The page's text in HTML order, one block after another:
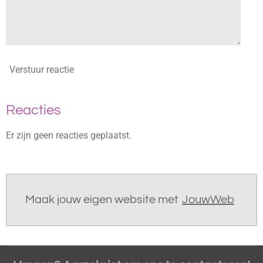
Verstuur reactie
Reacties
Er zijn geen reacties geplaatst.
Maak jouw eigen website met JouwWeb